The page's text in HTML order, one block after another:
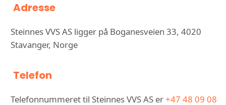
Adresse
Steinnes VVS AS ligger på Boganesveien 33, 4020
Stavanger, Norge
Telefon
Telefonnummeret til Steinnes VVS AS er+47 48 09 08